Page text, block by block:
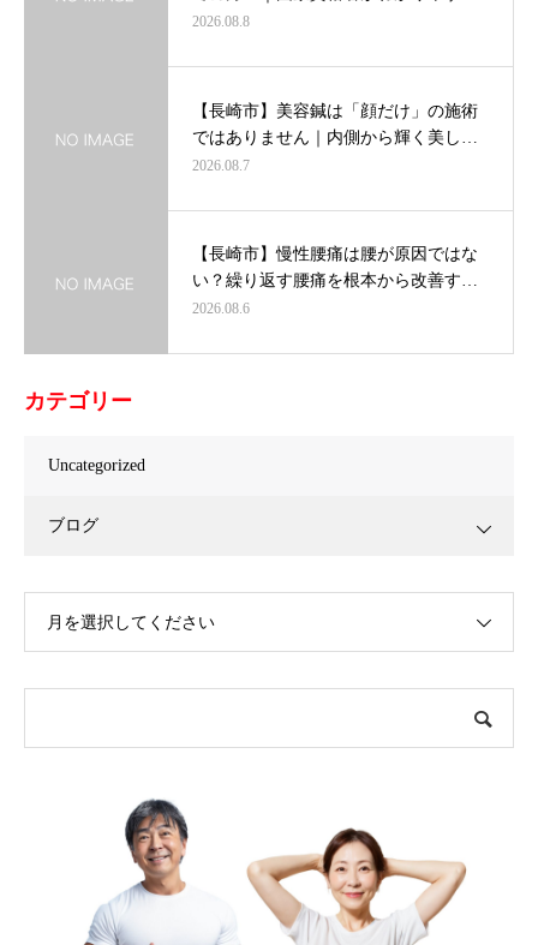
2026.08.8
【長崎市】美容鍼は「顔だけ」の施術
ではありません｜内側から輝く美し…
2026.08.7
【長崎市】慢性腰痛は腰が原因ではな
い？繰り返す腰痛を根本から改善す…
2026.08.6
カテゴリー
Uncategorized
ブログ
月を選択してください